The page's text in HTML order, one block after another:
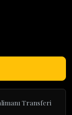
Transferi